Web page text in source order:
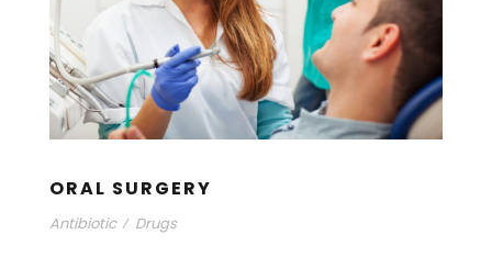
ORAL SURGERY
Antibiotic / Drugs